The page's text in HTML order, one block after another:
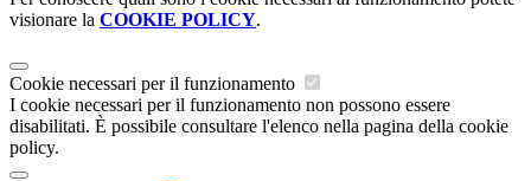
visionare la COOKIE POLICY.
Cookie necessari per il funzionamento
I cookie necessari per il funzionamento non possono essere
disabilitati. È possibile consultare l'elenco nella pagina della cookie
policy.